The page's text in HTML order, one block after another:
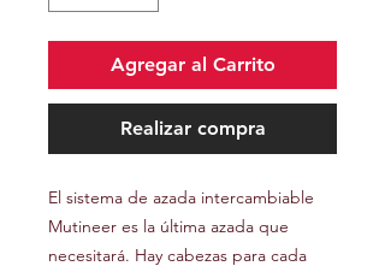
Agregar al Carrito
Realizar compra
El sistema de azada intercambiable
Mutineer es la última azada que
necesitará. Hay cabezas para cada